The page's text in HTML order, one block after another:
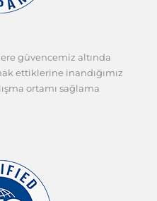
Eksen Frezeleme